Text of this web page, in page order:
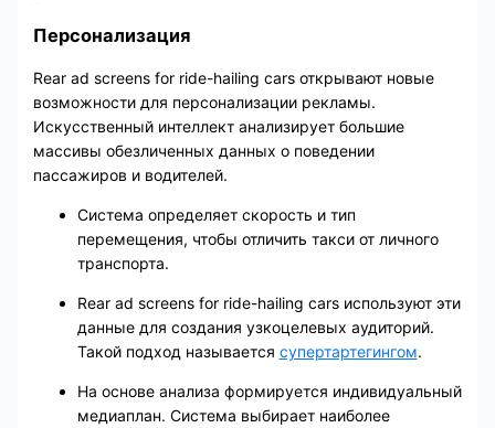
Персонализация
Rear ad screens for ride-hailing cars открывают новые
возможности для персонализации рекламы.
Искусственный интеллект анализирует большие
массивы обезличенных данных о поведении
пассажиров и водителей.
Система определяет скорость и тип
перемещения, чтобы отличить такси от личного
транспорта.
Rear ad screens for ride-hailing cars используют эти
данные для создания узкоцелевых аудиторий.
Такой подход называется супертартегингом.
На основе анализа формируется индивидуальный
медиаплан. Система выбирает наиболее